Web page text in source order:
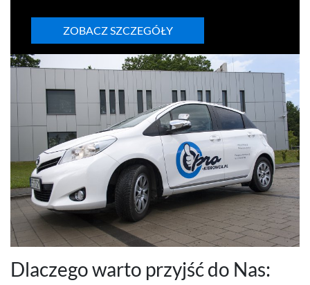
ZOBACZ SZCZEGÓŁY
Dlaczego warto przyjść do Nas: